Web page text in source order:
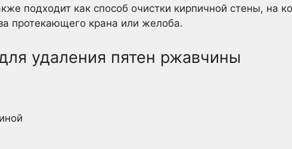
подходит как способ очистки кирпичной стены, на
протекающего крана или желоба.
удаления пятен ржавчины